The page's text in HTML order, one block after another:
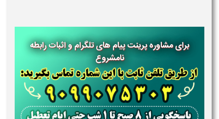
برای مشاوره پرینت پیام های تلگرام و اثبات رابطه
نامشروع